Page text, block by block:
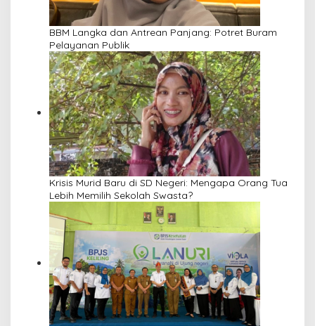
BBM Langka dan Antrean Panjang: Potret Buram
Pelayanan Publik
Krisis Murid Baru di SD Negeri: Mengapa Orang Tua
Lebih Memilih Sekolah Swasta?